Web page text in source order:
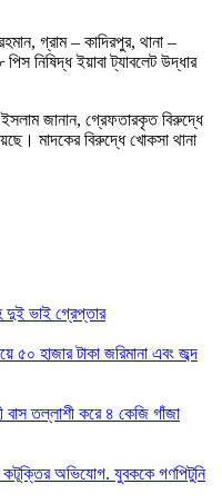
গ্রাম – কাদিরপুর, থানা –
নিষিদ্ধ ইয়াবা ট্যাবলেট উদ্ধার
জানান, গ্রেফতারকৃত বিরুদ্ধে
মাদকের বিরুদ্ধে খোকসা থানা
দুই ভাই গ্রেপ্তার
হাজার টাকা জরিমানা এবং জব্দ
বাস তল্লাশী করে ৪ কেজি গাঁজা
কটূক্তির অভিযোগ. যুবককে গণপিটুনি